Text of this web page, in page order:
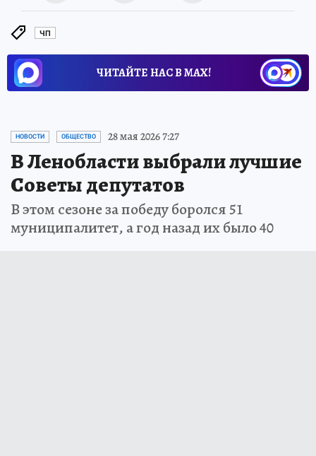
ЧП
ЧИТАЙТЕ НАС В МАХ!
НОВОСТИ ОБЩЕСТВО 28 мая 2026 7:27
В Ленобласти выбрали лучшие
Советы депутатов
В этом сезоне за победу боролся 51
муниципалитет, а год назад их было 40